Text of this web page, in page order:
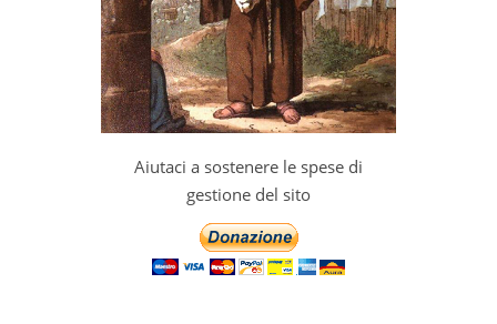
Aiutaci a sostenere le spese di
gestione del sito